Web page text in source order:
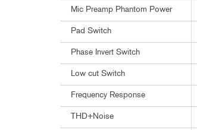
Mic Preamp Phantom Power
Pad Switch
Phase Invert Switch
Low cut Switch
Frequency Response
THD+Noise